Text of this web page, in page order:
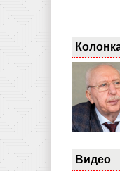
Видео